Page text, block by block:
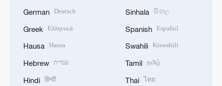
German Deutsch
Greek Ελληνικά
Hausa Hausa
Hebrew עברית
Hindi हिन्दी
Sinhala සිංහල
Spanish Español
Swahili Kiswahili
Tamil தமிழ்
Thai ไทย